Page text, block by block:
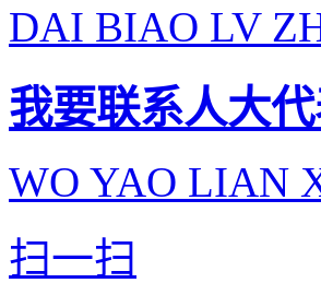
DAI BIAO LV
我要联系人大
WO YAO LIAN
扫一扫